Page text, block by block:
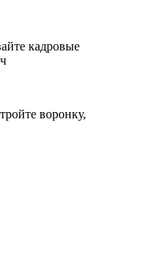
кадровые
воронку,